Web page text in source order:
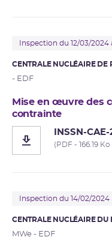
Inspection du 12/03/2024
CENTRALE NUCLÉAIRE DE
- EDF
Mise en œuvre des
contrainte
INSSN-
(PDF - 166.19 Ko
Inspection du 14/02/2024
CENTRALE NUCLÉAIRE DU
MWe - EDF